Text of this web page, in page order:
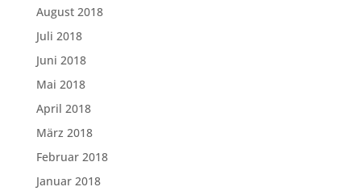
August 2018
Juli 2018
Juni 2018
Mai 2018
April 2018
März 2018
Februar 2018
Januar 2018